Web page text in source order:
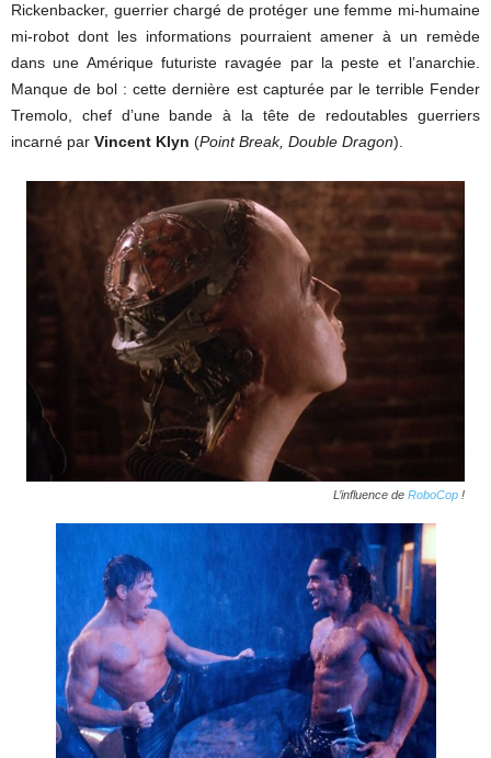
Rickenbacker, guerrier chargé de protéger une femme mi-humaine
mi-robot dont les informations pourraient amener à un remède
dans une Amérique futuriste ravagée par la peste et l’anarchie.
Manque de bol : cette dernière est capturée par le terrible Fender
Tremolo, chef d’une bande à la tête de redoutables guerriers
incarné par Vincent Klyn (Point Break, Double Dragon).
L’influence de RoboCop !